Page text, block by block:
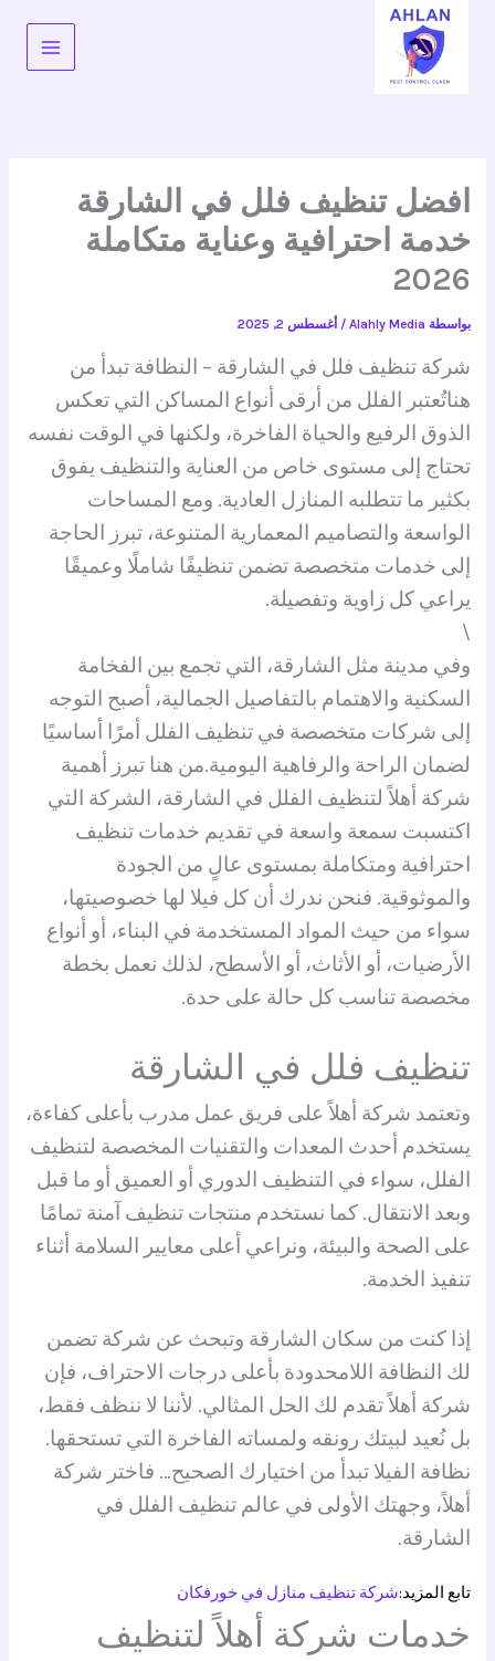
المحتوى
افضل تنظيف فلل في الشارقة
خدمة احترافية وعناية متكاملة
2026
بواسطة Alahly Media
/ أغسطس 2, 2025
شركة تنظيف فلل في الشارقة – النظافة تبدأ من
هناتُعتبر الفلل من أرقى أنواع المساكن التي تعكس
الذوق الرفيع والحياة الفاخرة، ولكنها في الوقت نفسه
تحتاج إلى مستوى خاص من العناية والتنظيف يفوق
بكثير ما تتطلبه المنازل العادية. ومع المساحات
الواسعة والتصاميم المعمارية المتنوعة، تبرز الحاجة
إلى خدمات متخصصة تضمن تنظيفًا شاملًا وعميقًا
يراعي كل زاوية وتفصيلة.
\
وفي مدينة مثل الشارقة، التي تجمع بين الفخامة
السكنية والاهتمام بالتفاصيل الجمالية، أصبح التوجه
إلى شركات متخصصة في تنظيف الفلل أمرًا أساسيًا
لضمان الراحة والرفاهية اليومية.من هنا تبرز أهمية
شركة أهلاً لتنظيف الفلل في الشارقة، الشركة التي
اكتسبت سمعة واسعة في تقديم خدمات تنظيف
احترافية ومتكاملة بمستوى عالٍ من الجودة
والموثوقية. فنحن ندرك أن كل فيلا لها خصوصيتها،
سواء من حيث المواد المستخدمة في البناء، أو أنواع
الأرضيات، أو الأثاث، أو الأسطح، لذلك نعمل بخطة
مخصصة تناسب كل حالة على حدة.
تنظيف فلل في الشارقة
وتعتمد شركة أهلاً على فريق عمل مدرب بأعلى كفاءة،
يستخدم أحدث المعدات والتقنيات المخصصة لتنظيف
الفلل، سواء في التنظيف الدوري أو العميق أو ما قبل
وبعد الانتقال. كما نستخدم منتجات تنظيف آمنة تمامًا
على الصحة والبيئة، ونراعي أعلى معايير السلامة أثناء
تنفيذ الخدمة.
إذا كنت من سكان الشارقة وتبحث عن شركة تضمن
لك النظافة اللامحدودة بأعلى درجات الاحتراف، فإن
شركة أهلاً تقدم لك الحل المثالي. لأننا لا ننظف فقط،
بل نُعيد لبيتك رونقه ولمساته الفاخرة التي تستحقها.
نظافة الفيلا تبدأ من اختيارك الصحيح… فاختر شركة
أهلاً، وجهتك الأولى في عالم تنظيف الفلل في
الشارقة.
تابع المزيد:شركة تنظيف منازل في خورفكان
خدمات شركة أهلاً لتنظيف